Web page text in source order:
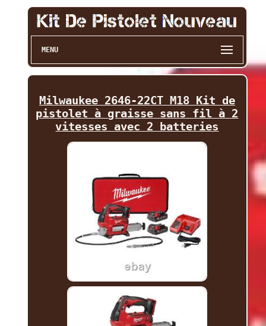
MENU
Milwaukee 2646-22CT M18 Kit de
pistolet à graisse sans fil à 2
vitesses avec 2 batteries